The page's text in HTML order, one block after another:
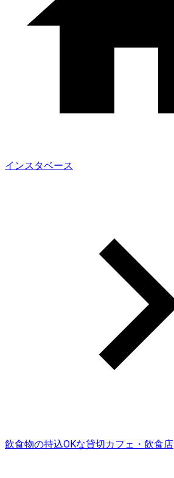
インスタベース
飲食物の持込OKな貸切カフェ・飲食店